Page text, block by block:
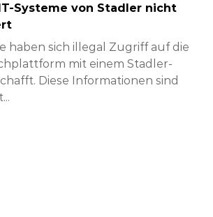
Systeme von Stadler nicht
haben sich illegal Zugriff auf die
mit einem Stadler-
Diese Informationen sind